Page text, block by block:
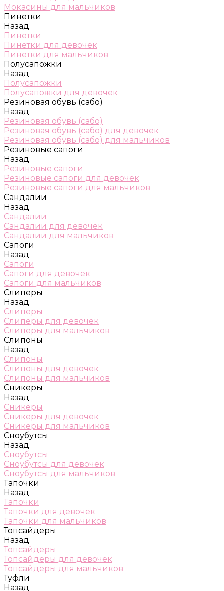
Мокасины для мальчиков
Пинетки
Назад
Пинетки
Пинетки для девочек
Пинетки для мальчиков
Полусапожки
Назад
Полусапожки
Полусапожки для девочек
Резиновая обувь (сабо)
Назад
Резиновая обувь (сабо)
Резиновая обувь (сабо) для девочек
Резиновая обувь (сабо) для мальчиков
Резиновые сапоги
Назад
Резиновые сапоги
Резиновые сапоги для девочек
Резиновые сапоги для мальчиков
Сандалии
Назад
Сандалии
Сандалии для девочек
Сандалии для мальчиков
Сапоги
Назад
Сапоги
Сапоги для девочек
Сапоги для мальчиков
Слиперы
Назад
Слиперы
Слиперы для девочек
Слиперы для мальчиков
Слипоны
Назад
Слипоны
Слипоны для девочек
Слипоны для мальчиков
Сникеры
Назад
Сникеры
Сникеры для девочек
Сникеры для мальчиков
Сноубутсы
Назад
Сноубутсы
Сноубутсы для девочек
Сноубутсы для мальчиков
Тапочки
Назад
Тапочки
Тапочки для девочек
Тапочки для мальчиков
Топсайдеры
Назад
Топсайдеры
Топсайдеры для девочек
Топсайдеры для мальчиков
Туфли
Назад